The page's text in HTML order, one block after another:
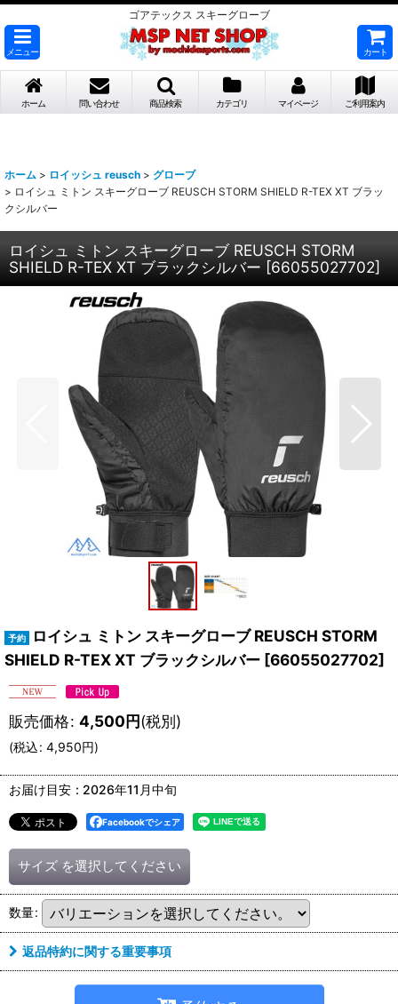
ゴアテックス スキーグローブ
メニュー カート
ホーム 問い合わせ 商品検索 カテゴリ マイページ ご利用案内
ホーム > ロイッシュ reusch > グローブ
> ロイシュ ミトン スキーグローブ REUSCH STORM SHIELD R-TEX XT ブラッ
クシルバー
ロイシュ ミトン スキーグローブ REUSCH STORM
SHIELD R-TEX XT ブラックシルバー [66055027702]
ロイシュ ミトン スキーグローブ REUSCH STORM
SHIELD R-TEX XT ブラックシルバー [66055027702]
販売価格: 4,500円(税別)
(税込: 4,950円)
お届け目安 : 2026年11月中旬
Facebookでシェア
サイズ を選択してください
数量:
返品特約に関する重要事項